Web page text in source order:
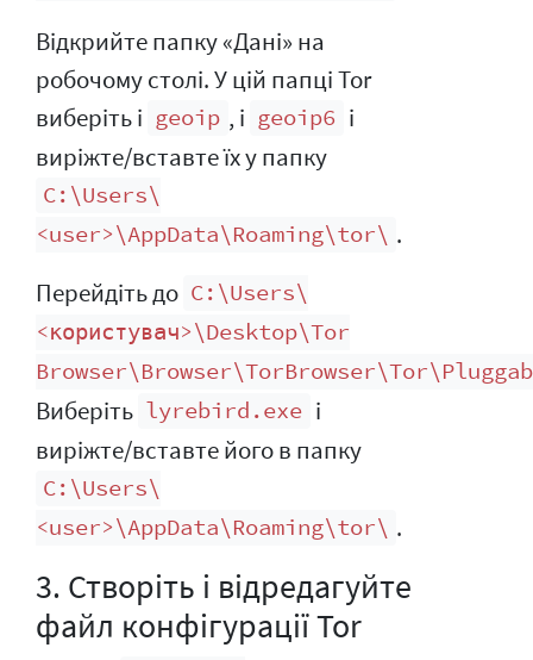
Відкрийте папку «Дані» на
робочому столі. У цій папці Tor
виберіть і geoip , і geoip6 і
виріжте/вставте їх у папку
C:\Users\
<user>\AppData\Roaming\tor\ .
Перейдіть до C:\Users\
<користувач>\Desktop\Tor
Виберіть lyrebird.exe і
виріжте/вставте його в папку
C:\Users\
<user>\AppData\Roaming\tor\ .
3. Створіть і відредагуйте
файл конфігурації Tor